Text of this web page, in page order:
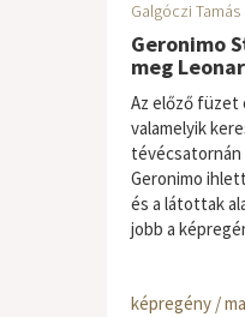
Galgóczi Tamás
Geronimo
meg
Az előző füzet
valamelyik
tévécsatornán
Geronimo
és a látottak
jobb a
képregény /